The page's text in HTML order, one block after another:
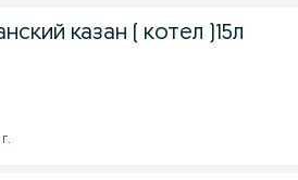
казан ( котел )15л